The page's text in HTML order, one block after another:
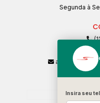
Segunda à
Insira seu